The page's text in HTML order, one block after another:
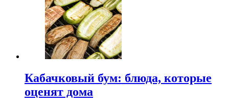
Кабачковый бум: блюда, которые
оценят дома